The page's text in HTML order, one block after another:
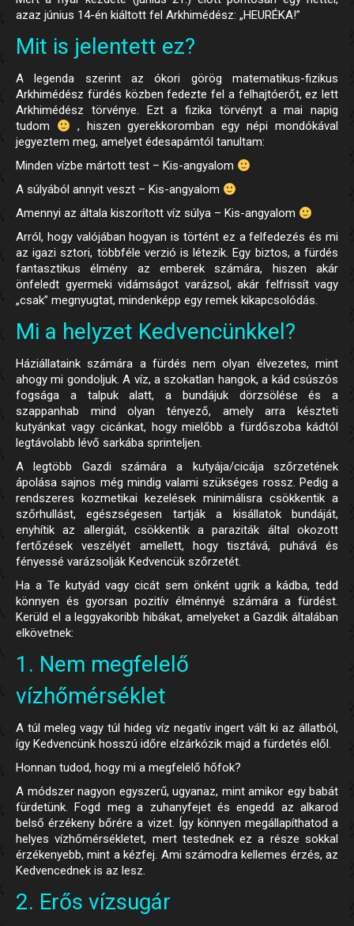
azaz június 14-én kiáltott fel Arkhimédész: „HEURÉKA!”
Mit is jelentett ez?
A legenda szerint az ókori görög matematikus-fizikus
Arkhimédész fürdés közben fedezte fel a felhajtóerőt, ez lett
Arkhimédész törvénye. Ezt a fizika törvényt a mai napig
tudom
, hiszen gyerekkoromban egy népi mondókával
jegyeztem meg, amelyet édesapámtól tanultam:
Minden vízbe mártott test – Kis-angyalom
A súlyából annyit veszt – Kis-angyalom
Amennyi az általa kiszorított víz súlya – Kis-angyalom
Arról, hogy valójában hogyan is történt ez a felfedezés és mi
az igazi sztori, többféle verzió is létezik. Egy biztos, a fürdés
fantasztikus élmény az emberek számára, hiszen akár
önfeledt gyermeki vidámságot varázsol, akár felfrissít vagy
„csak” megnyugtat, mindenképp egy remek kikapcsolódás.
Mi a helyzet Kedvencünkkel?
Háziállataink számára a fürdés nem olyan élvezetes, mint
ahogy mi gondoljuk. A víz, a szokatlan hangok, a kád csúszós
fogsága a talpuk alatt, a bundájuk dörzsölése és a
szappanhab mind olyan tényező, amely arra készteti
kutyánkat vagy cicánkat, hogy mielőbb a fürdőszoba kádtól
legtávolabb lévő sarkába sprinteljen.
A legtöbb Gazdi számára a kutyája/cicája szőrzetének
ápolása sajnos még mindig valami szükséges rossz. Pedig a
rendszeres kozmetikai kezelések minimálisra csökkentik a
szőrhullást, egészségesen tartják a kisállatok bundáját,
enyhítik az allergiát, csökkentik a paraziták által okozott
fertőzések veszélyét amellett, hogy tisztává, puhává és
fényessé varázsolják Kedvencük szőrzetét.
Ha a Te kutyád vagy cicát sem önként ugrik a kádba, tedd
könnyen és gyorsan pozitív élménnyé számára a fürdést.
Kerüld el a leggyakoribb hibákat, amelyeket a Gazdik általában
elkövetnek:
1. Nem megfelelő
vízhőmérséklet
A túl meleg vagy túl hideg víz negatív ingert vált ki az állatból,
így Kedvencünk hosszú időre elzárkózik majd a fürdetés elől.
Honnan tudod, hogy mi a megfelelő hőfok?
A módszer nagyon egyszerű, ugyanaz, mint amikor egy babát
fürdetünk. Fogd meg a zuhanyfejet és engedd az alkarod
belső érzékeny bőrére a vizet. Így könnyen megállapíthatod a
helyes vízhőmérsékletet, mert testednek ez a része sokkal
érzékenyebb, mint a kézfej. Ami számodra kellemes érzés, az
Kedvencednek is az lesz.
2. Erős vízsugár